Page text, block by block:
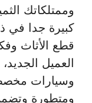
وممتلكاتك
كبيرة جدا في
قطع الأثاث
العميل
وسيارات
ومتطورة